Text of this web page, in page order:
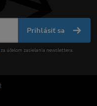
Prihlásiť sa
za účelom zasielania newslettera.